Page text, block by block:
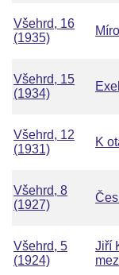
Všehrd, 16
(1935)
Všehrd, 15
(1934)
Všehrd, 12
(1931)
K
Všehrd, 8
(1927)
Všehrd, 5
(1924)
Jiří